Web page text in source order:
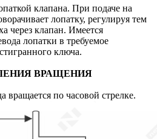
клапана. При подаче на
лопатку, регулируя тем
через клапан. Имеется
лопатки в требуемое
ключа.
ВРАЩЕНИЯ
по часовой стрелке.